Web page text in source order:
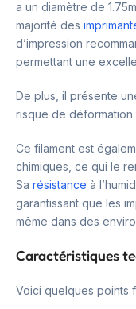
a un diamètre de
majorité des
d’impression
permettant une
De plus, il présente
risque de déformation
Ce filament est
chimiques, ce qui le
Sa résistance à
garantissant que les
même dans des
Caractéristiques
Voici quelques points